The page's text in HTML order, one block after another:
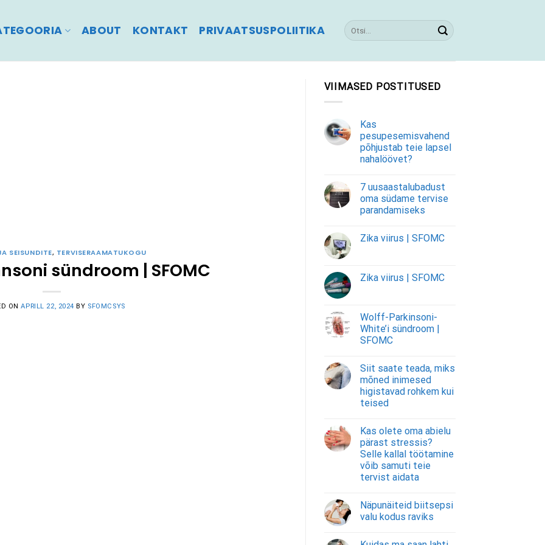
ABOUT KONTAKT PRIVAATSUSPOLIITIKA
SEISUNDITE, TERVISERAAMATUKOGU
sündroom | SFOMC
ONAPRILL 22, 2024 BY SFOMCSYS
VIIMASED POSTITUSED
Kas
pesupesemisvahend
põhjustab teie lapsel
nahalöövet?
7 uusaastalubadust
oma südame tervise
parandamiseks
Zika viirus | SFOMC
Zika viirus | SFOMC
Wolff-Parkinsoni-
White’i sündroom |
SFOMC
Siit saate teada, miks
mõned inimesed
higistavad rohkem kui
teised
Kas olete oma abielu
pärast stressis?
Selle kallal töötamine
võib samuti teie
tervist aidata
Näpunäiteid biitsepsi
valu kodus raviks